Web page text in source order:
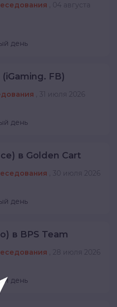
04 августа
день
FB)
31 июля 2026
день
в Golden Cart
30 июля 2026
день
в BPS Team
28 июля 2026
день